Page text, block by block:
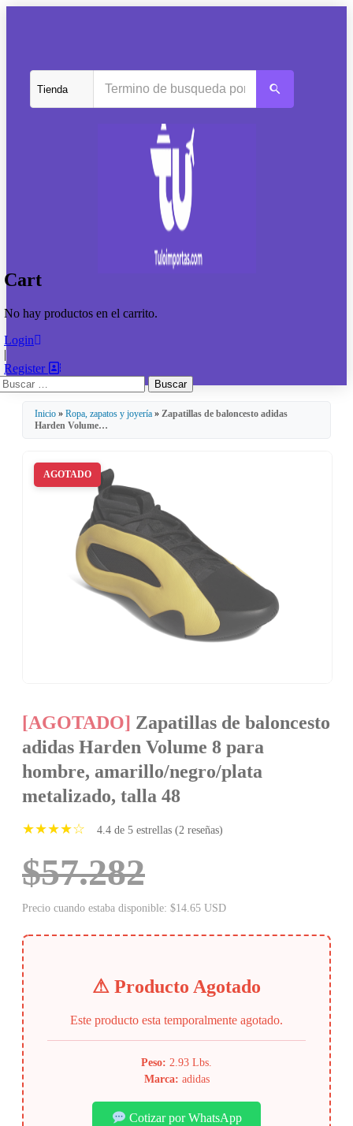
Cart
No hay productos en el carrito.
Login
|
Register
Inicio » Ropa, zapatos y joyería » Zapatillas de baloncesto adidas
Harden Volume…
AGOTADO
[AGOTADO] Zapatillas de baloncesto
adidas Harden Volume 8 para
hombre, amarillo/negro/plata
metalizado, talla 48
★★★★☆ 4.4 de 5 estrellas (2 reseñas)
$57.282
Precio cuando estaba disponible: $14.65 USD
⚠ Producto Agotado
Este producto esta temporalmente agotado.
Peso: 2.93 Lbs.
Marca: adidas
Cotizar por WhatsApp